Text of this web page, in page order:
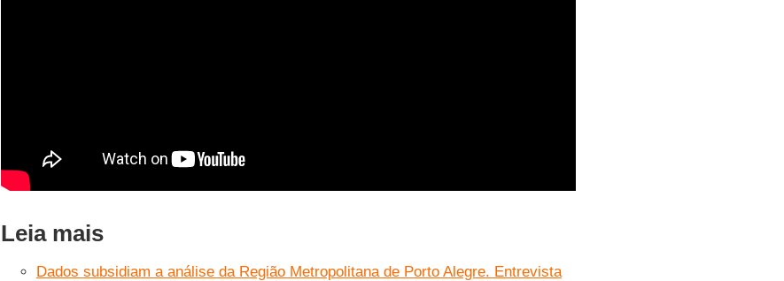
Leia mais
Dados subsidiam a análise da Região Metropolitana de Porto Alegre. Entrevista